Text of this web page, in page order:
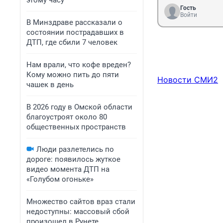
В Минздраве рассказали о
состоянии пострадавших в
ДТП, где сбили 7 человек
Нам врали, что кофе вреден?
Кому можно пить до пяти
чашек в день
В 2026 году в Омской области
благоустроят около 80
общественных пространств
Люди разлетелись по
дороге: появилось жуткое
видео момента ДТП на
«Голубом огоньке»
Множество сайтов враз стали
недоступны: массовый сбой
Гость
Войти
Новости СМИ2